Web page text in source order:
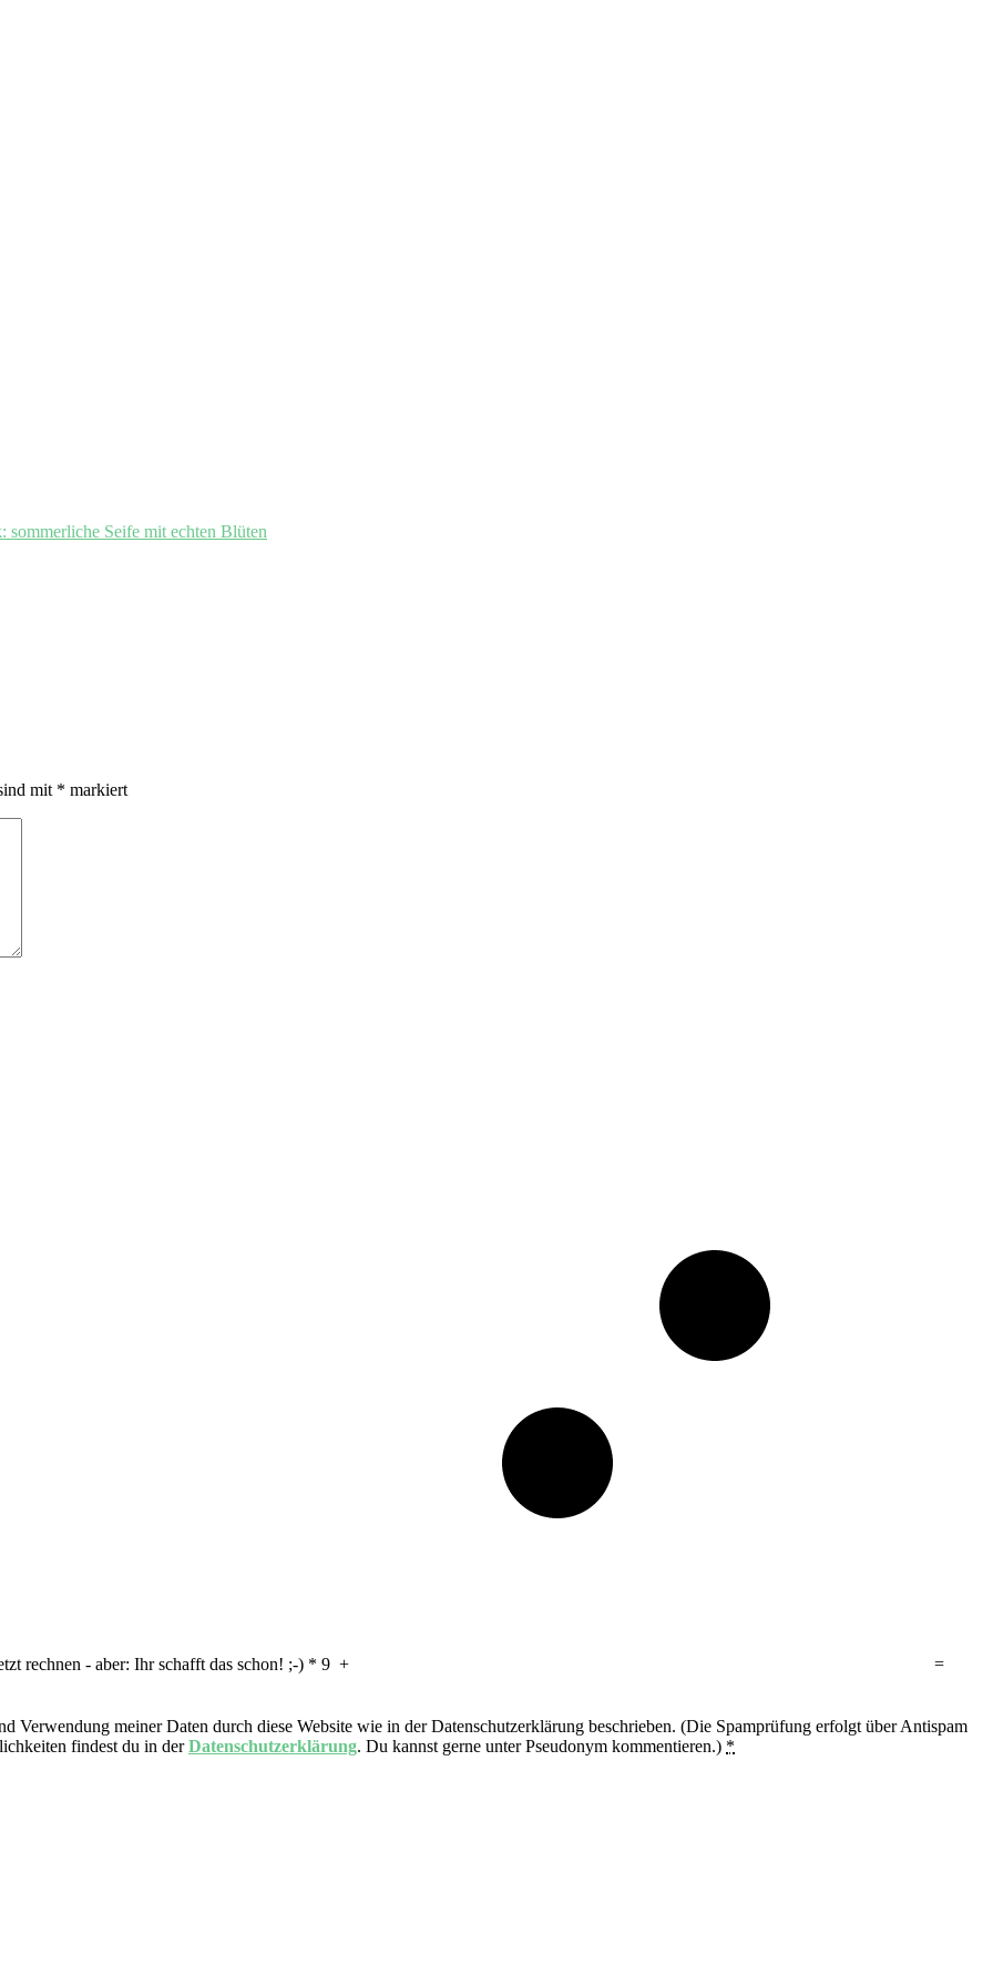
sommerliche Seife mit echten Blüten
mit * markiert
rechnen - aber: Ihr schafft das schon! ;-) * 9 + =
Verwendung meiner Daten durch diese Website wie in der Datenschutzerklärung beschrieben. (Die Spamprüfung erfolgt über Antispam
findest du in derDatenschutzerklärung. Du kannst gerne unter Pseudonym kommentieren.) *